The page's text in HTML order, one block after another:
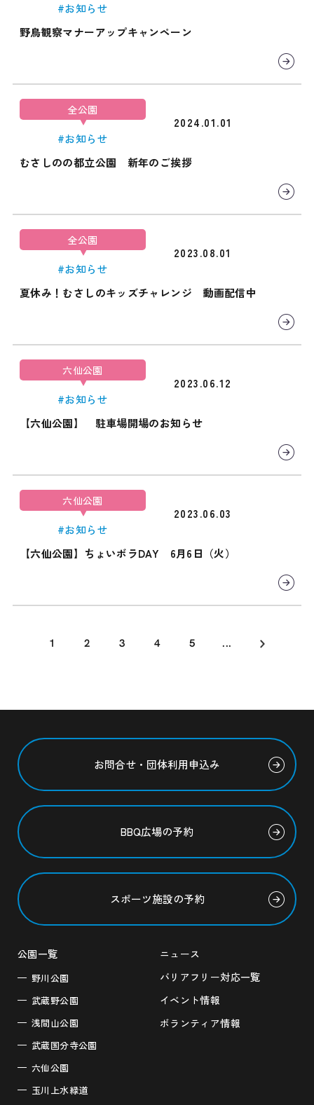
#お知らせ
野鳥観察マナーアップキャンペーン
全公園
#お知らせ
2024.01.01
むさしのの都立公園 新年のご挨拶
全公園
#お知らせ
2023.08.01
夏休み！むさしのキッズチャレンジ 動画配信中
六仙公園
#お知らせ
2023.06.12
【六仙公園】 駐車場開場のお知らせ
六仙公園
#お知らせ
2023.06.03
【六仙公園】ちょいボラDAY 6月6日（火）
1 2 3 4 5 ...
お問合せ・団体利用申込み
BBQ広場の予約
スポーツ施設の予約
公園一覧
野川公園
武蔵野公園
浅間山公園
武蔵国分寺公園
六仙公園
玉川上水緑道
ニュース
バリアフリー対応一覧
イベント情報
ボランティア情報